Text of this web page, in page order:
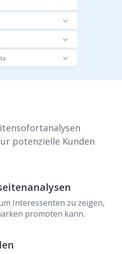
potenzielle Kunden
Interessenten zu zeigen,
promoten kann.